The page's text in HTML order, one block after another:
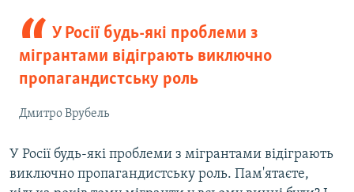
У Росії будь-які проблеми з
мігрантами відіграють виключно
пропагандистську роль
Дмитро Врубель
У Росії будь-які проблеми з мігрантами відіграють
виключно пропагандистську роль. Пам'ятаєте,